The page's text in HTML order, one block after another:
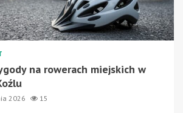
na rowerach miejskich w
2026 15